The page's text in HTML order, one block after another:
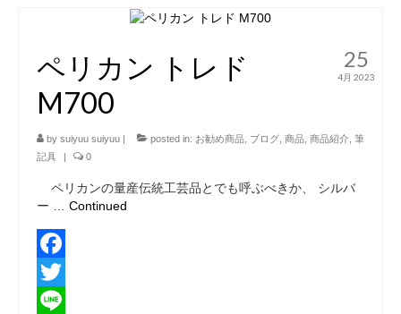
25
4月 2023
ペリカン トレド
M700
by suiyuu suiyuu posted in: お勧め商品 ブログ 商品 商品紹介 筆
記具
0
ペリカンの量産伝統工芸品とでも呼ぶべきか、 シルバ
ー … Continued
Facebook
Twitter